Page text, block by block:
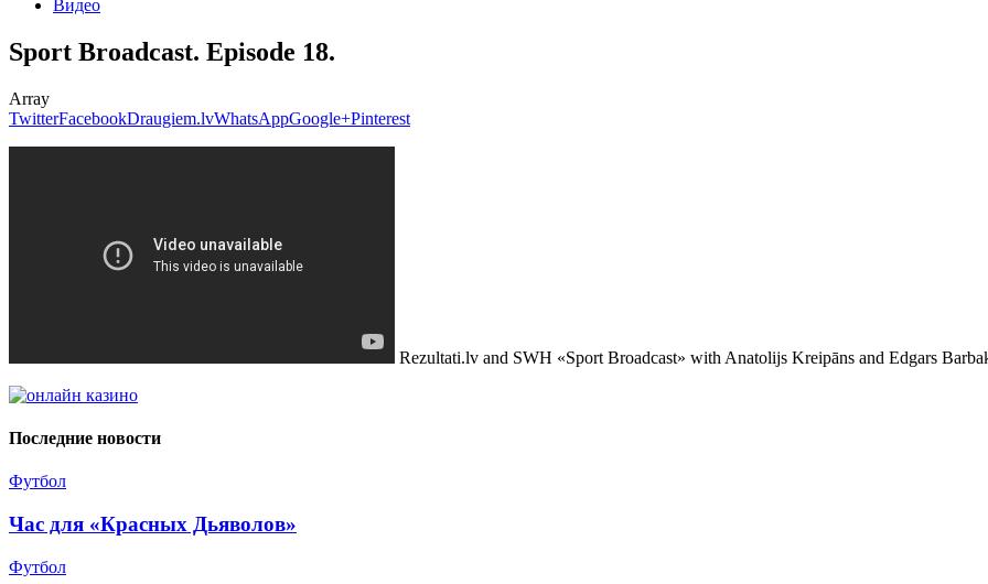
Видео
Sport Broadcast. Episode 18.
Array
TwitterFacebookDraugiem.lvWhatsAppGoogle+Pinterest
Rezultati.lv and SWH «Sport Broadcast» with Anatolijs Kreipāns and Edgars
Последние новости
Футбол
Час для «Красных Дьяволов»
Футбол